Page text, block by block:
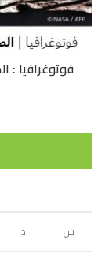
فوتوغرافيا :
س د